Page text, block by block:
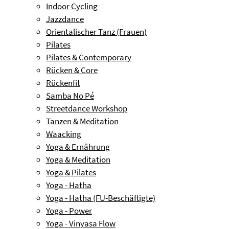
Indoor Cycling
Jazzdance
Orientalischer Tanz (Frauen)
Pilates
Pilates & Contemporary
Rücken & Core
Rückenfit
Samba No Pé
Streetdance Workshop
Tanzen & Meditation
Waacking
Yoga & Ernährung
Yoga & Meditation
Yoga & Pilates
Yoga - Hatha
Yoga - Hatha (FU-Beschäftigte)
Yoga - Power
Yoga - Vinyasa Flow